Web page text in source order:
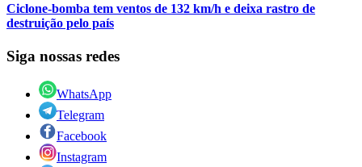
Ciclone-bomba tem ventos de 132 km/h e deixa rastro de
destruição pelo país
Siga nossas redes
WhatsApp
Telegram
Facebook
Instagram